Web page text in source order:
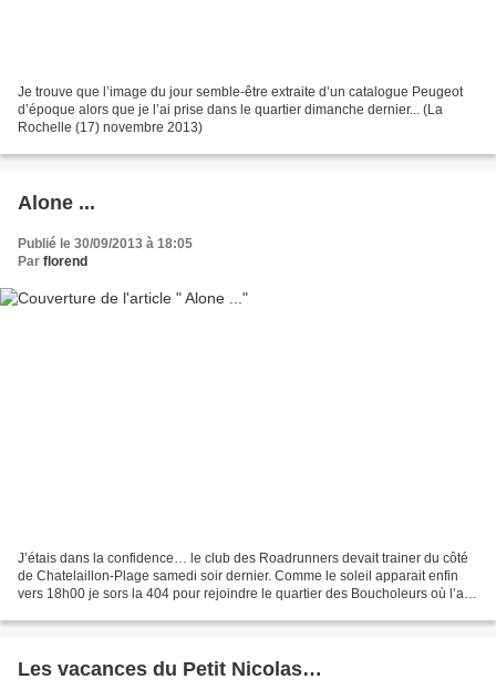
Je trouve que l’image du jour semble-être extraite d’un catalogue Peugeot
d’époque alors que je l’ai prise dans le quartier dimanche dernier... (La
Rochelle (17) novembre 2013)
Alone ...
Publié le 30/09/2013 à 18:05
Par florend
J’étais dans la confidence… le club des Roadrunners devait trainer du côté
de Chatelaillon-Plage samedi soir dernier. Comme le soleil apparait enfin
vers 18h00 je sors la 404 pour rejoindre le quartier des Boucholeurs où l’an
Les vacances du Petit Nicolas…